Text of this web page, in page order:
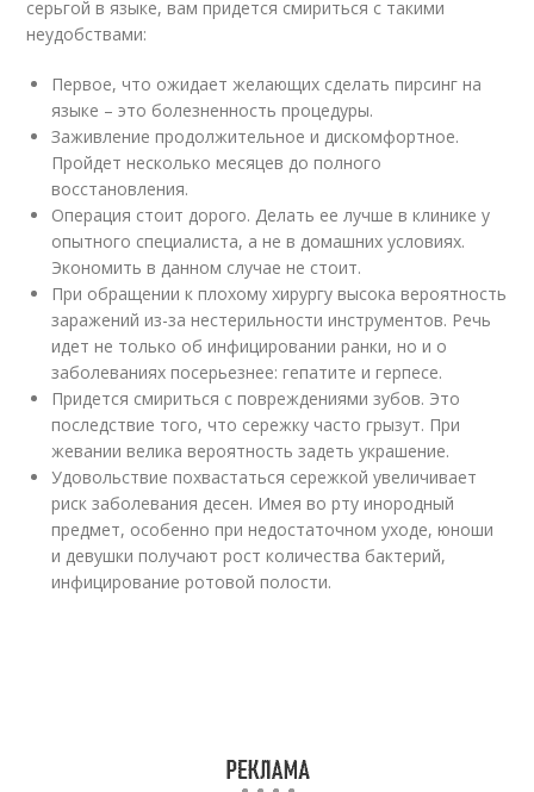
серьгой в языке, вам придется смириться с такими
неудобствами:
Первое, что ожидает желающих сделать пирсинг на
языке – это болезненность процедуры.
Заживление продолжительное и дискомфортное.
Пройдет несколько месяцев до полного
восстановления.
Операция стоит дорого. Делать ее лучше в клинике у
опытного специалиста, а не в домашних условиях.
Экономить в данном случае не стоит.
При обращении к плохому хирургу высока вероятность
заражений из-за нестерильности инструментов. Речь
идет не только об инфицировании ранки, но и о
заболеваниях посерьезнее: гепатите и герпесе.
Придется смириться с повреждениями зубов. Это
последствие того, что сережку часто грызут. При
жевании велика вероятность задеть украшение.
Удовольствие похвастаться сережкой увеличивает
риск заболевания десен. Имея во рту инородный
предмет, особенно при недостаточном уходе, юноши
и девушки получают рост количества бактерий,
инфицирование ротовой полости.